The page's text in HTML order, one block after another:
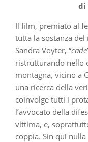
di
Il film, premiato al
tutta la sostanza
Sandra Voyter, “cade
ristrutturando nello
montagna, vicino a
una ricerca della
coinvolge tutti i
l’avvocato della
vittima, e,
coppia. Sin qui